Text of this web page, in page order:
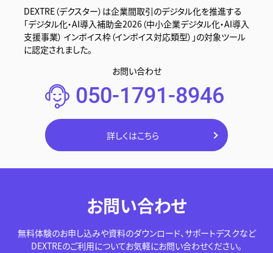
DEXTRE（デクスター）は企業間取引のデジタル化を推進する
「デジタル化・AI導入補助金2026（中小企業デジタル化・AI導入
支援事業） インボイス枠（インボイス対応類型）」の対象ツール
に認定されました。
お問い合わせ
050-1791-8946
詳しくはこちら
お問い合わせ
無料体験のお申し込みや資料のダウンロード、サポートデスクなど
DEXTREのご利用についてお気軽にお問い合わせください。